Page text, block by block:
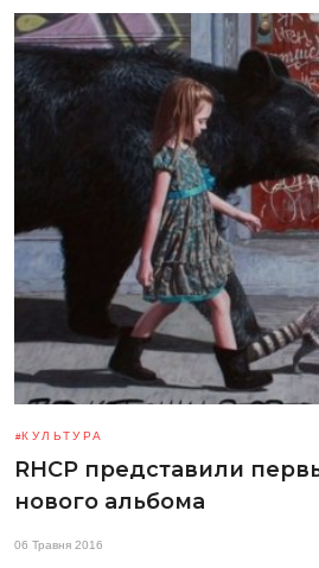
КУЛЬТУРА
RHCP представили
нового альбома
06 Травня 2016